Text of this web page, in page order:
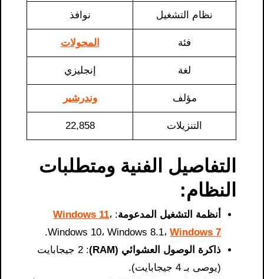
نظام التشغيل نوافذ
فئة المحولات
لغة إنجليزي
مؤلف وندرشير
التنزيلات 22,858
التفاصيل الفنية ومتطلبات
النظام:
أنظمة التشغيل المدعومة:
Windows 11،
Windows 10، Windows 8.1،Windows 7
.
ذاكرة الوصول العشوائي (RAM)
: 2 جيجابايت
(يوصى بـ 4 جيجابايت).